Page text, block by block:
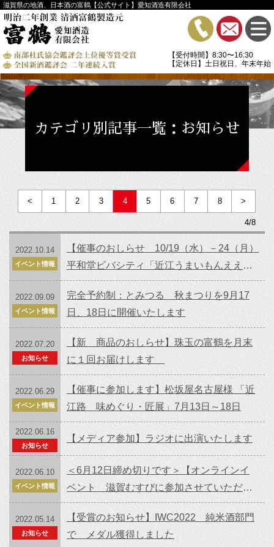
滋賀県の地酒、日本酒の富鶴【公式サイト】愛知酒造有限会社
【受付時間】8:30〜16:30
【定休日】土日祝日、年末年始
カテゴリ別記事一覧：お知らせ
< 1 2 3 4 5 6 7 8 >
4/8
2022.10.14
イベント情報
【催事のおしらせ 10/19（水）－24（月）
平和堂ビバシティ「近江うまいもんええも
ん市」】お酒紹介 第一回目：竹林
2022.09.09
イベント情報
完全予約制：とみつる 秋まつりを9月17
日、18日に開催いたします
2022.07.20
お知らせ
【新 商品のおしらせ】珠玉の富鶴を月末
に１回お届けします
2022.06.29
イベント情報
【催事に参加します】松坂屋名古屋様 「近
江路 味めぐり・匠展」7月13日～18日
2022.06.16
お知らせ
【メディア参加】ラジオに出演いたします
2022.06.10
イベント情報
＜6月12日締め切りです＞【オンラインイ
ベント 滋賀むすびに参加させていただき
ます！】
2022.05.14
お知らせ
【受賞のお知らせ】IWC2022 純米酒部門
で メダル獲得しました